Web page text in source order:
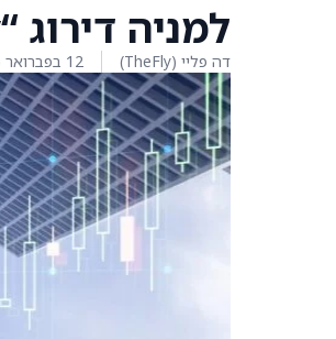
למניה דירוג “Buy”
דה פליי (TheFly) 12 בפברואר 2026